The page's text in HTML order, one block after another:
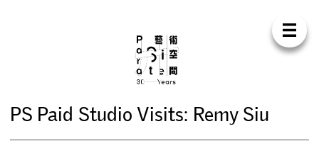
Para
UT SUP
EX HI BIT ION S
PS Paid Studio Visits: Remy Siu